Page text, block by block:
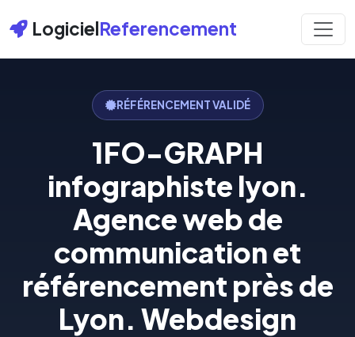
LogicielReferencement
RÉFÉRENCEMENT VALIDÉ
1FO-GRAPH
infographiste lyon.
Agence web de
communication et
référencement près de
Lyon. Webdesign